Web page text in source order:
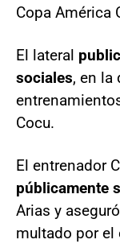
Copa América
El lateral
sociales, en la
Cocu.
El entrenador
públicamente
Arias y
multado por el